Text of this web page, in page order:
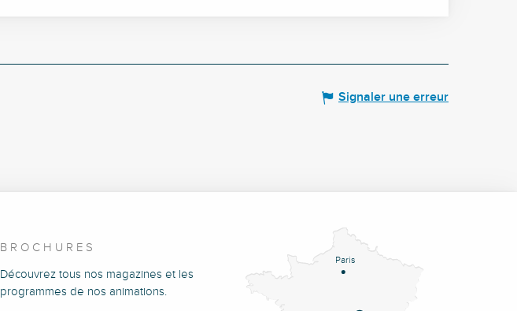
Signaler une erreur
BROCHURES
Découvrez tous nos magazines et les
programmes de nos animations.
Paris